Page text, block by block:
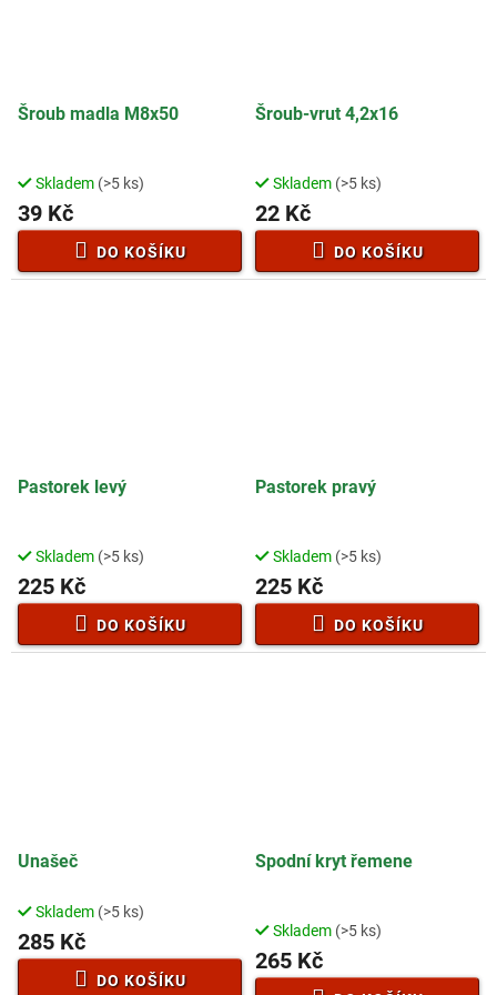
Šroub madla M8x50
Skladem (>5 ks)
39 Kč
DO KOŠÍKU
Šroub-vrut 4,2x16
Skladem (>5 ks)
22 Kč
DO KOŠÍKU
Pastorek levý
Skladem (>5 ks)
225 Kč
DO KOŠÍKU
Pastorek pravý
Skladem (>5 ks)
225 Kč
DO KOŠÍKU
Unašeč
Průměrné
hodnocení
produktu
Skladem (>5 ks)
285 Kč
DO KOŠÍKU
Spodní kryt řemene
Skladem (>5 ks)
265 Kč